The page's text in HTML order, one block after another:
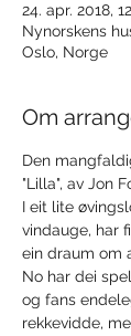
24. apr. 2018,
Nynorskens
Oslo, Norge
Om
Den
"Lilla", av Jon
I eit lite
vindauge, har
ein draum om
No har dei
og fans
rekkevidde,